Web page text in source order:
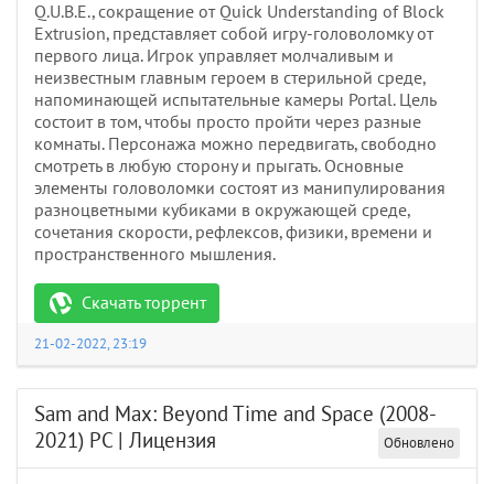
Q.U.B.E., сокращение от Quick Understanding of Block
Extrusion, представляет собой игру-головоломку от
первого лица. Игрок управляет молчаливым и
неизвестным главным героем в стерильной среде,
напоминающей испытательные камеры Portal. Цель
состоит в том, чтобы просто пройти через разные
комнаты. Персонажа можно передвигать, свободно
смотреть в любую сторону и прыгать. Основные
элементы головоломки состоят из манипулирования
разноцветными кубиками в окружающей среде,
сочетания скорости, рефлексов, физики, времени и
пространственного мышления.
Скачать торрент
21-02-2022, 23:19
Sam and Max: Beyond Time and Space (2008-
2021) PC | Лицензия
Обновлено